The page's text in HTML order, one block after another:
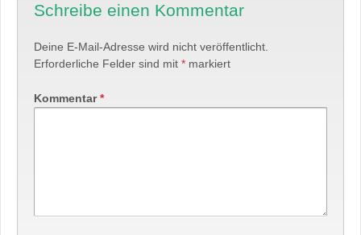
Schreibe einen Kommentar
Deine E-Mail-Adresse wird nicht veröffentlicht.
Erforderliche Felder sind mit * markiert
Kommentar*